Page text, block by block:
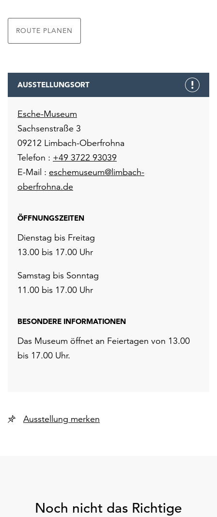
ROUTE PLANEN
AUSSTELLUNGSORT
Esche-Museum
Sachsenstraße 3
09212 Limbach-Oberfrohna
Telefon : +49 3722 93039
E-Mail : eschemuseum@limbach-
oberfrohna.de
ÖFFNUNGSZEITEN
Dienstag bis Freitag
13.00 bis 17.00 Uhr
Samstag bis Sonntag
11.00 bis 17.00 Uhr
BESONDERE INFORMATIONEN
Das Museum öffnet an Feiertagen von 13.00
bis 17.00 Uhr.
Ausstellung merken
Noch nicht das Richtige